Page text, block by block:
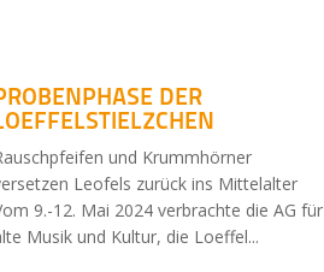
DER
und Krummhörner
Leofels zurück ins Mittelalter
9.-12. Mai 2024 verbrachte die AG für
Musik und Kultur, die Loeffel...